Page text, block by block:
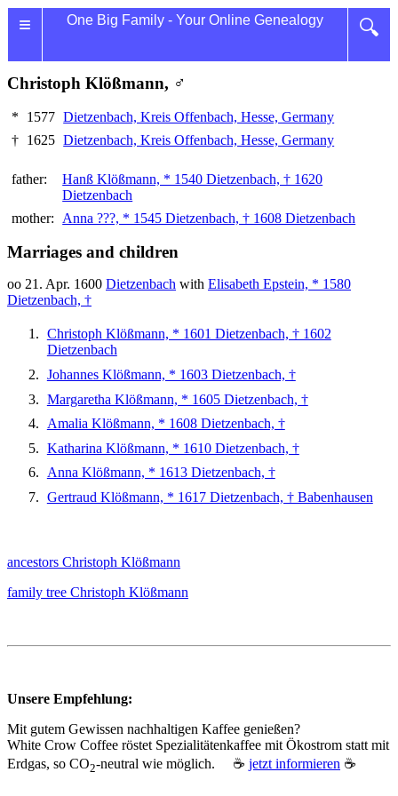
≡ 🔍
One Big Family - Your Online Genealogy
Christoph Klößmann, ♂
* 1577 Dietzenbach, Kreis Offenbach, Hesse, Germany
† 1625 Dietzenbach, Kreis Offenbach, Hesse, Germany
father:
Hanß Klößmann, * 1540 Dietzenbach, † 1620
Dietzenbach
mother:
Anna ???, * 1545 Dietzenbach, † 1608 Dietzenbach
Marriages and children
oo 21. Apr. 1600 Dietzenbach with Elisabeth Epstein, * 1580
Dietzenbach, †
Christoph Klößmann, * 1601 Dietzenbach, † 1602
Dietzenbach
Johannes Klößmann, * 1603 Dietzenbach, †
Margaretha Klößmann, * 1605 Dietzenbach, †
Amalia Klößmann, * 1608 Dietzenbach, †
Katharina Klößmann, * 1610 Dietzenbach, †
Anna Klößmann, * 1613 Dietzenbach, †
Gertraud Klößmann, * 1617 Dietzenbach, † Babenhausen
ancestors Christoph Klößmann
family tree Christoph Klößmann
Unsere Empfehlung:
Mit gutem Gewissen nachhaltigen Kaffee genießen?
White Crow Coffee röstet Spezialitätenkaffee mit Ökostrom statt mit
Erdgas, so CO2‑neutral wie möglich. ☕ jetzt informieren ☕